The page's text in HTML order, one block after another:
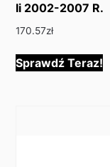
Ii 2002-2007 R.
170.57zł
Sprawdź Teraz!